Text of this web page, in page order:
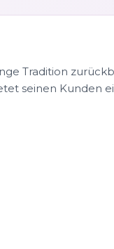
Tradition
seinen Kunden